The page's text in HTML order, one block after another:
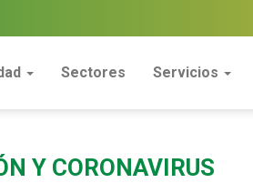
Sectores Servicios
Y CORONAVIRUS